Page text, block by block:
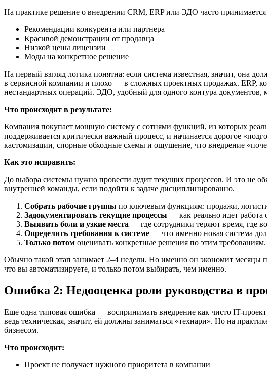
На практике решение о внедрении CRM, ERP или ЭДО часто
Рекомендации конкурента или партнера
Красивой демонстрации от продавца
Низкой цены лицензии
Моды на конкретное решение
На первый взгляд логика понятна: если система известная, значит, она
в сервисной компании и плохо — в сложных проектных продажах. ERP,
нестандартных операций. ЭДО, удобный для одного контура
Что происходит в результате:
Компания покупает мощную систему с сотнями функций, из которых
поддерживается критически важный процесс, и начинается дорогое
кастомизации, спорные обходные схемы и ощущение, что внедрение
Как это исправить:
До выбора системы нужно провести аудит текущих процессов. И это не
внутренней команды, если подойти к задаче дисциплинированно.
Собрать рабочие группы по ключевым функциям: продажи,
Задокументировать текущие процессы — как реально идет работа
Выявить боли и узкие места — где сотрудники теряют время, где
Определить требования к системе — что именно новая система
Только потом оценивать конкретные решения по этим требованиям.
Обычно такой этап занимает 2–4 недели. Но именно он экономит месяцы
что вы автоматизируете, и только потом выбирать, чем именно.
Ошибка 2: Недооценка роли руководства в
Еще одна типовая ошибка — воспринимать внедрение как чисто IT-
ведь техническая, значит, ей должны заниматься «технари». Но на
бизнесом.
Что происходит:
Проект не получает нужного приоритета в компании